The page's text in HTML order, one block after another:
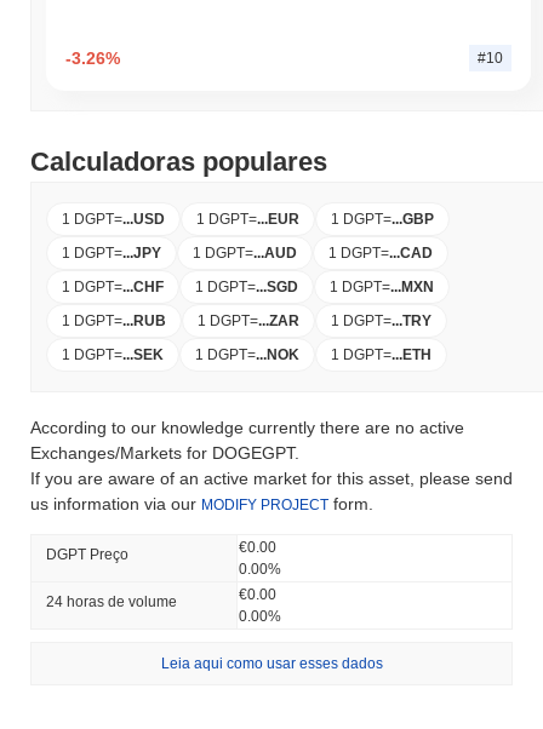
-3.26% #10
Calculadoras populares
1 DGPT=...USD 1 DGPT=...EUR 1 DGPT=...GBP
1 DGPT=...JPY 1 DGPT=...AUD 1 DGPT=...CAD
1 DGPT=...CHF 1 DGPT=...SGD 1 DGPT=...MXN
1 DGPT=...RUB 1 DGPT=...ZAR 1 DGPT=...TRY
1 DGPT=...SEK 1 DGPT=...NOK 1 DGPT=...ETH
According to our knowledge currently there are no active
Exchanges/Markets for DOGEGPT.
If you are aware of an active market for this asset, please send
us information via our MODIFY PROJECT form.
DGPT Preço
€0.00
0.00%
24 horas de volume
€0.00
0.00%
Leia aqui como usar esses dados